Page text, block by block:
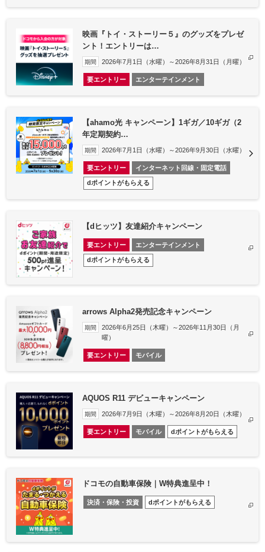
映画『トイ・ストーリー５』のグッズをプレゼ
ント！エントリーは…
期間 2026年7月1日（水曜）～2026年8月31日（月曜）
要エントリー エンターテインメント
【ahamo光 キャンペーン】1ギガ／10ギガ（2
年定期契約…
期間 2026年7月1日（水曜）～2026年9月30日（水曜）
要エントリー インターネット回線・固定電話
dポイントがもらえる
【dヒッツ】友達紹介キャンペーン
要エントリー エンターテインメント
dポイントがもらえる
arrows Alpha2発売記念キャンペーン
期間
2026年6月25日（木曜）～2026年11月30日（月
曜）
要エントリー モバイル
AQUOS R11 デビューキャンペーン
期間 2026年7月9日（木曜）～2026年8月20日（木曜）
要エントリー モバイル dポイントがもらえる
ドコモの自動車保険｜W特典進呈中！
決済・保険・投資 dポイントがもらえる